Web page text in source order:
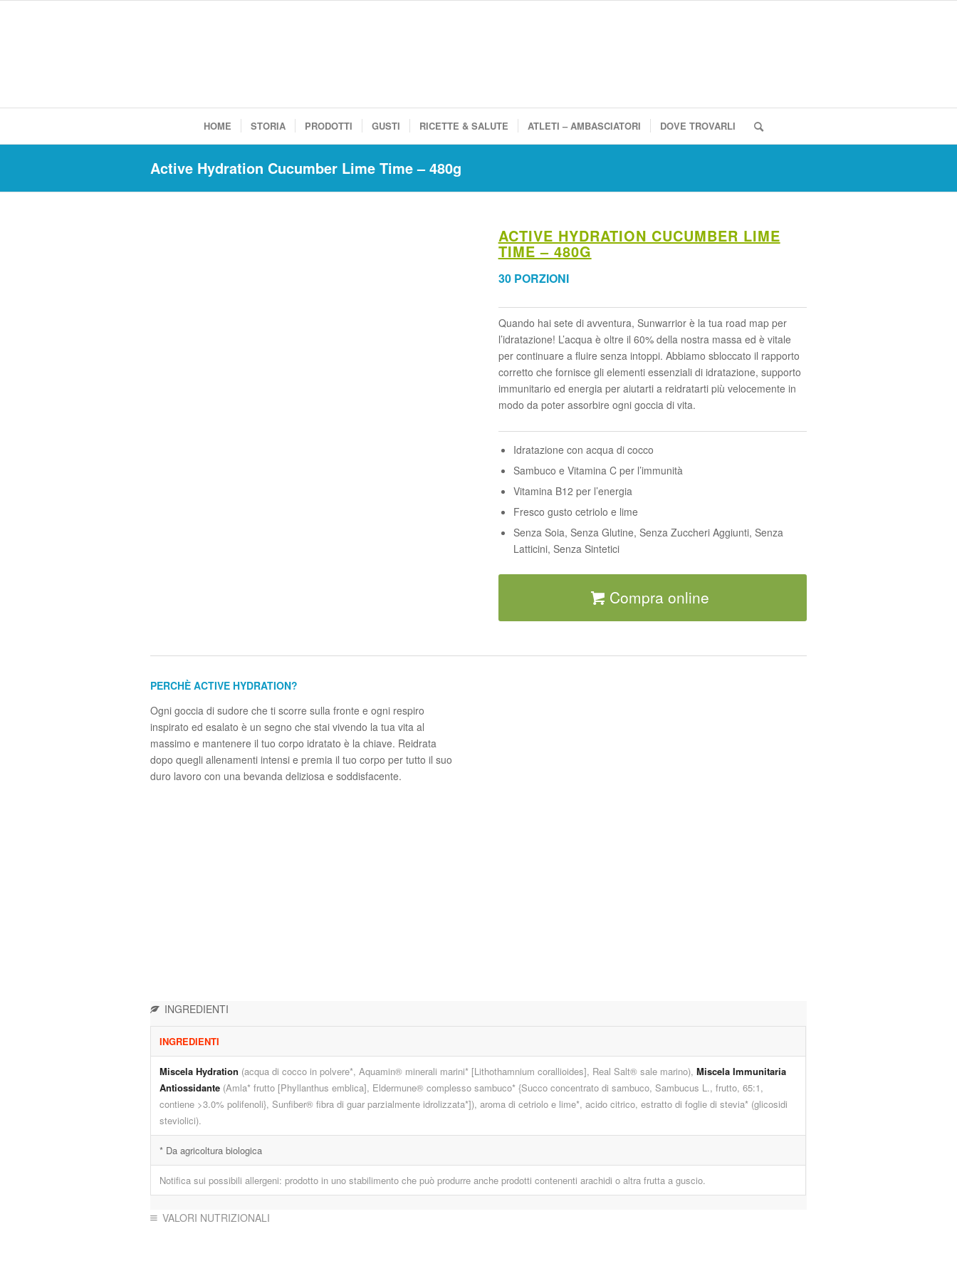
HOME STORIA PRODOTTI GUSTI RICETTE & SALUTE ATLETI – AMBASCIATORI DOVE TROVARLI
Active Hydration Cucumber Lime Time – 480g
ACTIVE HYDRATION CUCUMBER LIME
TIME – 480G
30 PORZIONI
Quando hai sete di avventura, Sunwarrior è la tua road map per
l’idratazione! L’acqua è oltre il 60% della nostra massa ed è vitale
per continuare a fluire senza intoppi. Abbiamo sbloccato il rapporto
corretto che fornisce gli elementi essenziali di idratazione, supporto
immunitario ed energia per aiutarti a reidratarti più velocemente in
modo da poter assorbire ogni goccia di vita.
Idratazione con acqua di cocco
Sambuco e Vitamina C per l’immunità
Vitamina B12 per l’energia
Fresco gusto cetriolo e lime
Senza Soia, Senza Glutine, Senza Zuccheri Aggiunti, Senza
Latticini, Senza Sintetici
Compra online
PERCHÈ ACTIVE HYDRATION?
Ogni goccia di sudore che ti scorre sulla fronte e ogni respiro
inspirato ed esalato è un segno che stai vivendo la tua vita al
massimo e mantenere il tuo corpo idratato è la chiave. Reidrata
dopo quegli allenamenti intensi e premia il tuo corpo per tutto il suo
duro lavoro con una bevanda deliziosa e soddisfacente.
INGREDIENTI
INGREDIENTI
Miscela Hydration (acqua di cocco in polvere*, Aquamin® minerali marini* [Lithothamnium corallioides], Real Salt® sale marino),Miscela Immunitaria
Antiossidante (Amla* frutto [Phyllanthus emblica], Eldermune® complesso sambuco* {Succo concentrato di sambuco, Sambucus L., frutto, 65:1,
contiene >3.0% polifenoli}, Sunfiber® fibra di guar parzialmente idrolizzata*]), aroma di cetriolo e lime*, acido citrico, estratto di foglie di stevia* (glicosidi
steviolici).
* Da agricoltura biologica
Notifica sui possibili allergeni: prodotto in uno stabilimento che può produrre anche prodotti contenenti arachidi o altra frutta a guscio.
VALORI NUTRIZIONALI